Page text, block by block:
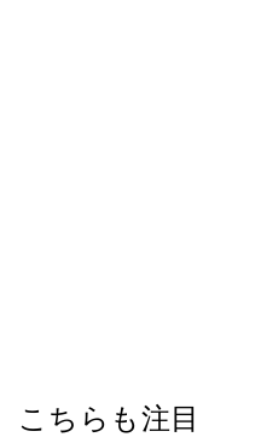
こちらも注目